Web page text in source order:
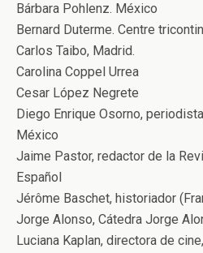
Bárbara Pohlenz. México
Bernard Duterme. Centre
Carlos Taibo, Madrid.
Carolina Coppel Urrea
Cesar López Negrete
Diego Enrique Osorno,
México
Jaime Pastor, redactor de la
Español
Jérôme Baschet, historiador
Jorge Alonso, Cátedra Jorge
Luciana Kaplan, directora de